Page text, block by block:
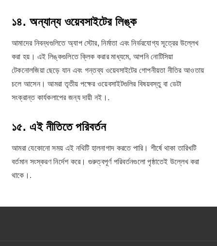
১৪. অন্যান্য ওয়েবসাইটের লিঙ্ক
আমাদের নিবন্ধগুলিতে অ্যাপ স্টোর, নির্মাতা এবং নির্ভরযোগ্য সূত্রের উল্লেখ
করা হয়। এই লিঙ্কগুলিতে ক্লিক করার মাধ্যমে, আপনি নোটিসিয়া
টেকনোলজিয়া ছেড়ে যান এবং গন্তব্য ওয়েবসাইটের গোপনীয়তা নীতির আওতায়
চলে আসেন। আমরা তৃতীয় পক্ষের ওয়েবসাইটগুলির বিষয়বস্তু বা ডেটা
সংক্রান্ত কার্যকলাপের জন্য দায়ী নই।.
১৫. এই নীতিতে পরিবর্তন
আমরা যেকোনো সময় এই নথিটি হালনাগাদ করতে পারি। শীর্ষে থাকা তারিখটি
বর্তমান সংস্করণ নির্দেশ করে। গুরুত্বপূর্ণ পরিবর্তনগুলো পৃষ্ঠাতেই উল্লেখ করা
থাকে।.